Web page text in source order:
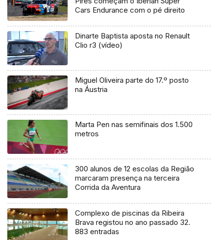
Cars Endurance com o pé direito
Dinarte Baptista aposta no Renault
Clio r3 (vídeo)
Miguel Oliveira parte do 17.º posto
na Áustria
Marta Pen nas semifinais dos 1.500
metros
300 alunos de 12 escolas da Região
marcaram presença na terceira
Corrida da Aventura
Complexo de piscinas da Ribeira
Brava registou no ano passado 32.
883 entradas